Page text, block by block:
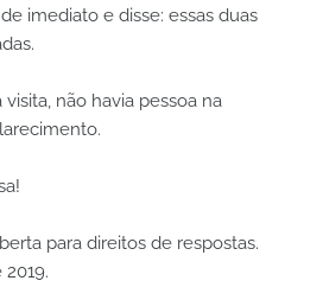
imediato e disse: essas duas
não havia pessoa na
para direitos de respostas.